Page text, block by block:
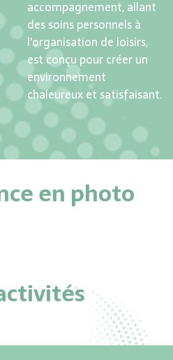
accompagnement, allant
des soins personnels à
l'organisation de loisirs,
est conçu pour créer un
environnement
chaleureux et satisfaisant.
en photo